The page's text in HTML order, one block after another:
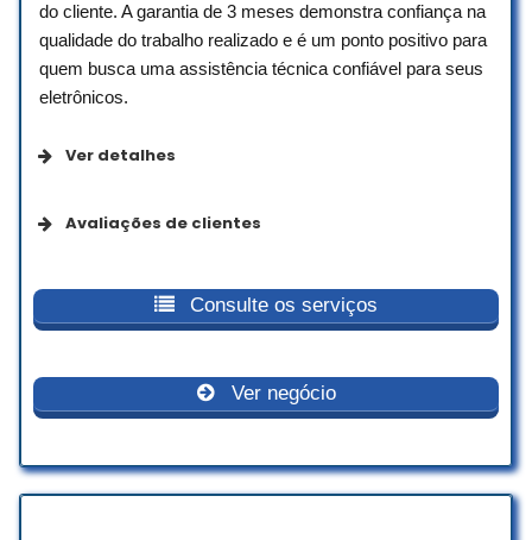
do cliente. A garantia de 3 meses demonstra confiança na
qualidade do trabalho realizado e é um ponto positivo para
quem busca uma assistência técnica confiável para seus
eletrônicos.
Ver detalhes
rodas
Estacionamento com acessibilidade para pessoas em
Serviços de reparos
Avaliações de clientes
comunicação eficiente, serviço
executado em pouco tempo. Retira e
Obrigada por toda atenção, agora só
curtir a tv novamente que ficou perfeita.
☆ 5/5
Consulte os serviços
Ver negócio